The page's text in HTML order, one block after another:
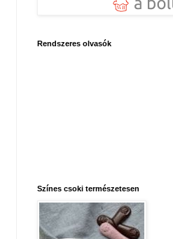
Rendszeres olvasók
Színes csoki természetesen